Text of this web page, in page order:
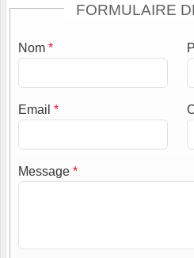
FORMULAIRE
Nom *
Email *
Message *